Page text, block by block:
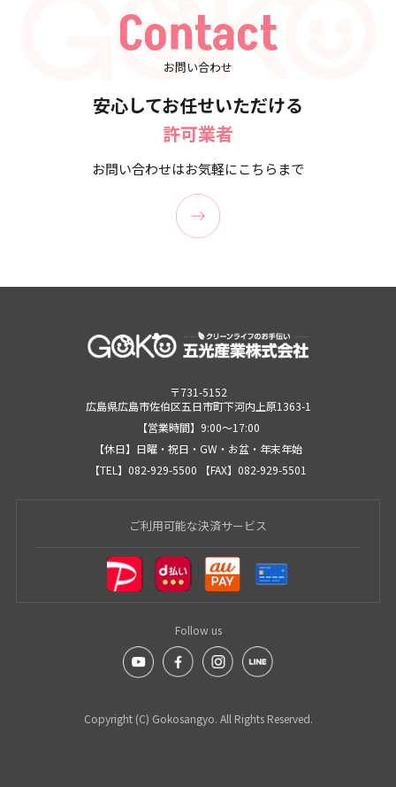
Contact
お問い合わせ
安心してお任せいただける
許可業者
お問い合わせはお気軽にこちらまで
〒731-5152
広島県広島市佐伯区五日市町下河内上原1363-1
【営業時間】9:00〜17:00
【休日】日曜・祝日・GW・お盆・年末年始
【TEL】082-929-5500 【FAX】082-929-5501
ご利用可能な決済サービス
Follow us
Copyright (C) Gokosangyo. All Rights Reserved.